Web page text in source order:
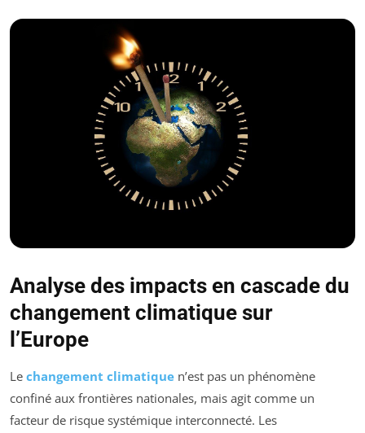
Analyse des impacts en cascade du
changement climatique sur
l’Europe
Le changement climatique n’est pas un phénomène
confiné aux frontières nationales, mais agit comme un
facteur de risque systémique interconnecté. Les